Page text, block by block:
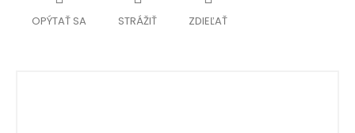
OPÝTAŤ SA STRÁŽIŤ ZDIEĽAŤ